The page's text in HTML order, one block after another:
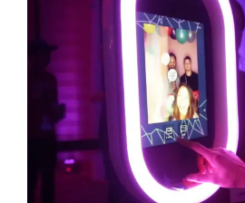
ONVERGETELIJK
EVENEMENT
IN
APELDOORN